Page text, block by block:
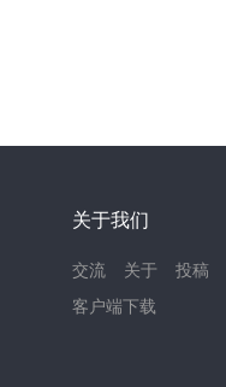
关于我们
交流 关于
投稿
客户端下载